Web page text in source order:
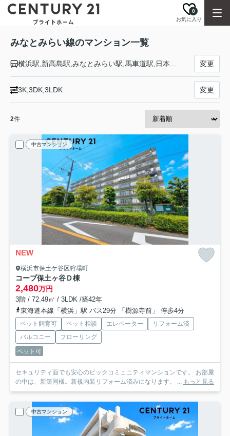
お気に入り
0
みなとみらい線のマンション一覧
変更
3K,3DK,3LDK 変更
2件
中古マンション
NEW
横浜市保土ケ谷区狩場町
コープ保土ヶ谷Ｄ棟
2,480万円
3階 / 72.49㎡ / 3LDK /築42年
東海道本線「横浜」駅 バス29分 「樹源寺前」 停歩4分
ペット飼育可 ペット相談 エレベーター
リフォーム済
バルコニー
フローリング
ペット可
セキュリティ面でも安心のビックコミュニティマンションです。 お部屋
の中は、新築同様。新規内装リフォーム済みになります。 ... もっと見る
中古マンション